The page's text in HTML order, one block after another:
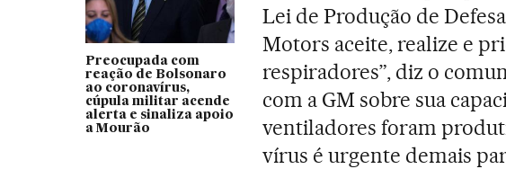
Preocupada com
reação de Bolsonaro
ao coronavírus,
cúpula militar acende
alerta e sinaliza apoio
a Mourão
Lei de Produção de
Motors aceite, realize e
respiradores”, diz o
com a GM sobre sua
ventiladores foram
vírus é urgente demais